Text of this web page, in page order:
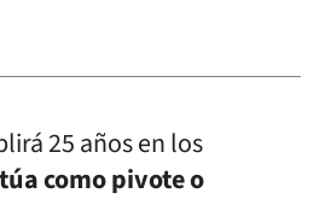
25 años en los
como pivote o